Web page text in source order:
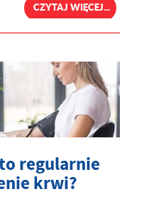
CZYTAJ WIĘCEJ...
regularnie
krwi?